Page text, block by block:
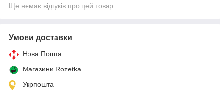
Ще немає відгуків про цей товар
Умови доставки
Нова Пошта
Магазини Rozetka
Укрпошта